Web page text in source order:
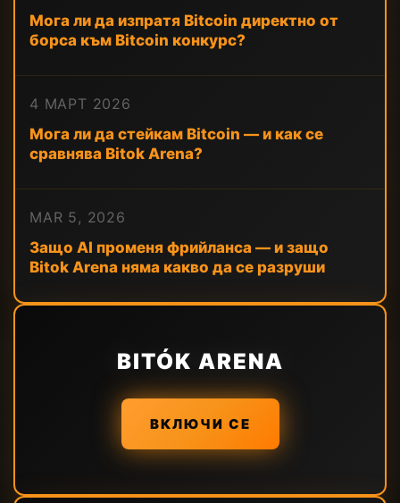
Мога ли да изпратя Bitcoin директно от
борса към Bitcoin конкурс?
4 МАРТ 2026
Мога ли да стейкам Bitcoin — и как се
сравнява Bitok Arena?
MAR 5, 2026
Защо AI променя фрийланса — и защо
Bitok Arena няма какво да се разруши
BITÓK ARENA
ВКЛЮЧИ СЕ